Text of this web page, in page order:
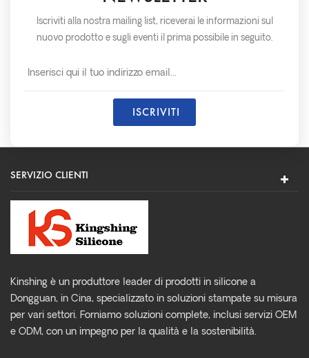
Iscriviti alla nostra mailing list, riceverai le informazioni sul
nuovo prodotto e sugli eventi il prima possibile in seguito.
SERVIZIO CLIENTI
Kinshing è un produttore leader di prodotti in silicone a
Dongguan, in Cina, specializzato in soluzioni stampate su misura
per vari settori. Forniamo soluzioni complete, inclusi servizi OEM
e ODM, con un impegno per la qualità e la sostenibilità.